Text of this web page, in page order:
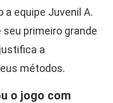
a equipe Juvenil A.
primeiro grande
a
métodos.
o jogo com